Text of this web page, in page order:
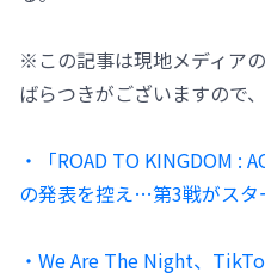
※この記事は現地メディア
ばらつきがございますので
・「ROAD TO KINGDOM :
の発表を控え…第3戦がスタ
・We Are The Night、